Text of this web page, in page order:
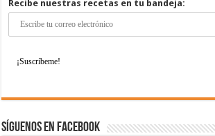
Recibe nuestras recetas en tu bandeja:
Síguenos en Facebook